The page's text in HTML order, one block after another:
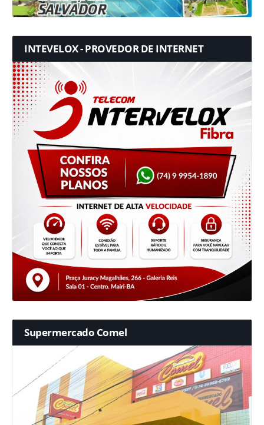
INTEVELOX - PROVEDOR DE INTERNET
Supermercado Comel